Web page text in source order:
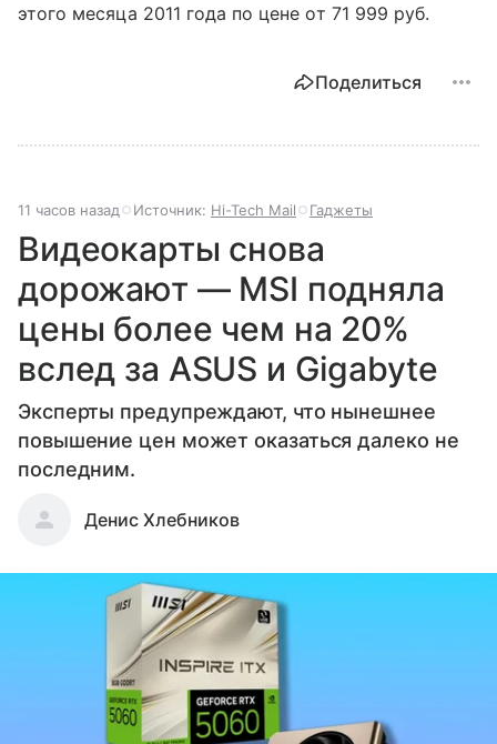
этого месяца 2011 года по цене от 71 999 руб.
Поделиться
11 часов назад Источник: Hi-Tech Mail Гаджеты
Видеокарты снова
дорожают — MSI подняла
цены более чем на 20%
вслед за ASUS и Gigabyte
Эксперты предупреждают, что нынешнее
повышение цен может оказаться далеко не
последним.
Денис Хлебников